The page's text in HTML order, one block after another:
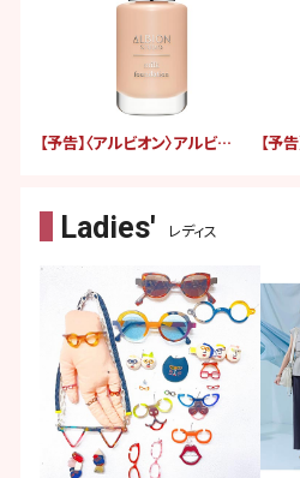
【予告】〈アルビオン〉アルビオン スタジオ ミルク ファンデーション（ファンデーション・日中用乳液）
レディス